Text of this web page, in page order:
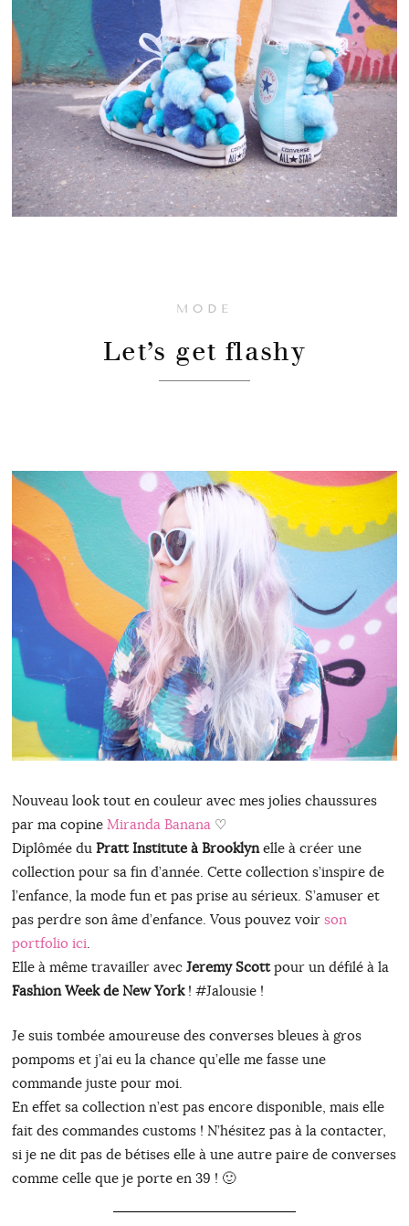
MODE
Let’s get flashy
Nouveau look tout en couleur avec mes jolies chaussures
par ma copine Miranda Banana♡
Diplômée du Pratt Institute à Brooklynelle à créer une
collection pour sa fin d’année. Cette collection s’inspire de
l’enfance, la mode fun et pas prise au sérieux. S’amuser et
pas perdre son âme d’enfance. Vous pouvez voir son
portfolio ici.
Elle à même travailler avec Jeremy Scottpour un défilé à la
Fashion Week de New York! #Jalousie !
Je suis tombée amoureuse des converses bleues à gros
pompoms et j’ai eu la chance qu’elle me fasse une
commande juste pour moi.
En effet sa collection n’est pas encore disponible, mais elle
fait des commandes customs ! N’hésitez pas à la contacter,
si je ne dit pas de bétises elle à une autre paire de converses
comme celle que je porte en 39 ! 🙂